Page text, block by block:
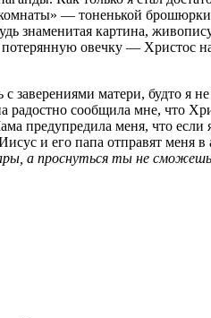
— тоненькой
знаменитая картина,
овечку — Христос на
заверениями матери, будто я
сообщила мне, что
предупредила меня, что если
и его папа отправят меня
а проснуться ты не сможешь